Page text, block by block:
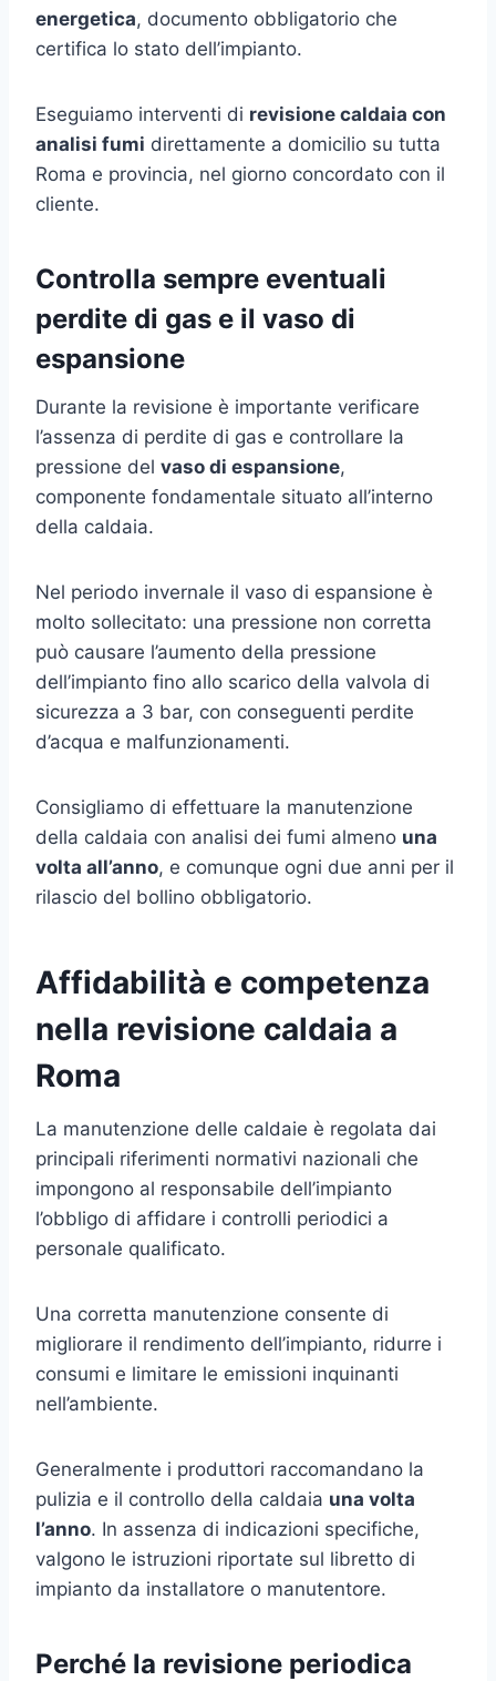
energetica, documento obbligatorio che
certifica lo stato dell’impianto.
Eseguiamo interventi di revisione caldaia con
analisi fumi direttamente a domicilio su tutta
Roma e provincia, nel giorno concordato con il
cliente.
Controlla sempre eventuali
perdite di gas e il vaso di
espansione
Durante la revisione è importante verificare
l’assenza di perdite di gas e controllare la
pressione del vaso di espansione,
componente fondamentale situato all’interno
della caldaia.
Nel periodo invernale il vaso di espansione è
molto sollecitato: una pressione non corretta
può causare l’aumento della pressione
dell’impianto fino allo scarico della valvola di
sicurezza a 3 bar, con conseguenti perdite
d’acqua e malfunzionamenti.
Consigliamo di effettuare la manutenzione
della caldaia con analisi dei fumi almeno una
volta all’anno, e comunque ogni due anni per il
rilascio del bollino obbligatorio.
Affidabilità e competenza
nella revisione caldaia a
Roma
La manutenzione delle caldaie è regolata dai
principali riferimenti normativi nazionali che
impongono al responsabile dell’impianto
l’obbligo di affidare i controlli periodici a
personale qualificato.
Una corretta manutenzione consente di
migliorare il rendimento dell’impianto, ridurre i
consumi e limitare le emissioni inquinanti
nell’ambiente.
Generalmente i produttori raccomandano la
pulizia e il controllo della caldaia una volta
l’anno. In assenza di indicazioni specifiche,
valgono le istruzioni riportate sul libretto di
impianto da installatore o manutentore.
Perché la revisione periodica